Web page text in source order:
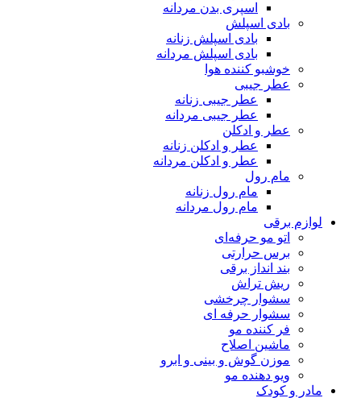
اسپری بدن مردانه
بادی اسپلش
بادی اسپلش زنانه
بادی اسپلش مردانه
خوشبو کننده هوا
عطر جیبی
عطر جیبی زنانه
عطر جیبی مردانه
عطر و ادکلن
عطر و ادکلن زنانه
عطر و ادکلن مردانه
مام رول
مام رول زنانه
مام رول مردانه
لوازم برقی
اتو مو حرفه‌ای
برس حرارتی
بند انداز برقی
ریش تراش
سشوار چرخشی
سشوار حرفه ای
فر کننده‌ مو
ماشین اصلاح
موزن گوش و بینی و ابرو
ویو دهنده مو
مادر و کودک